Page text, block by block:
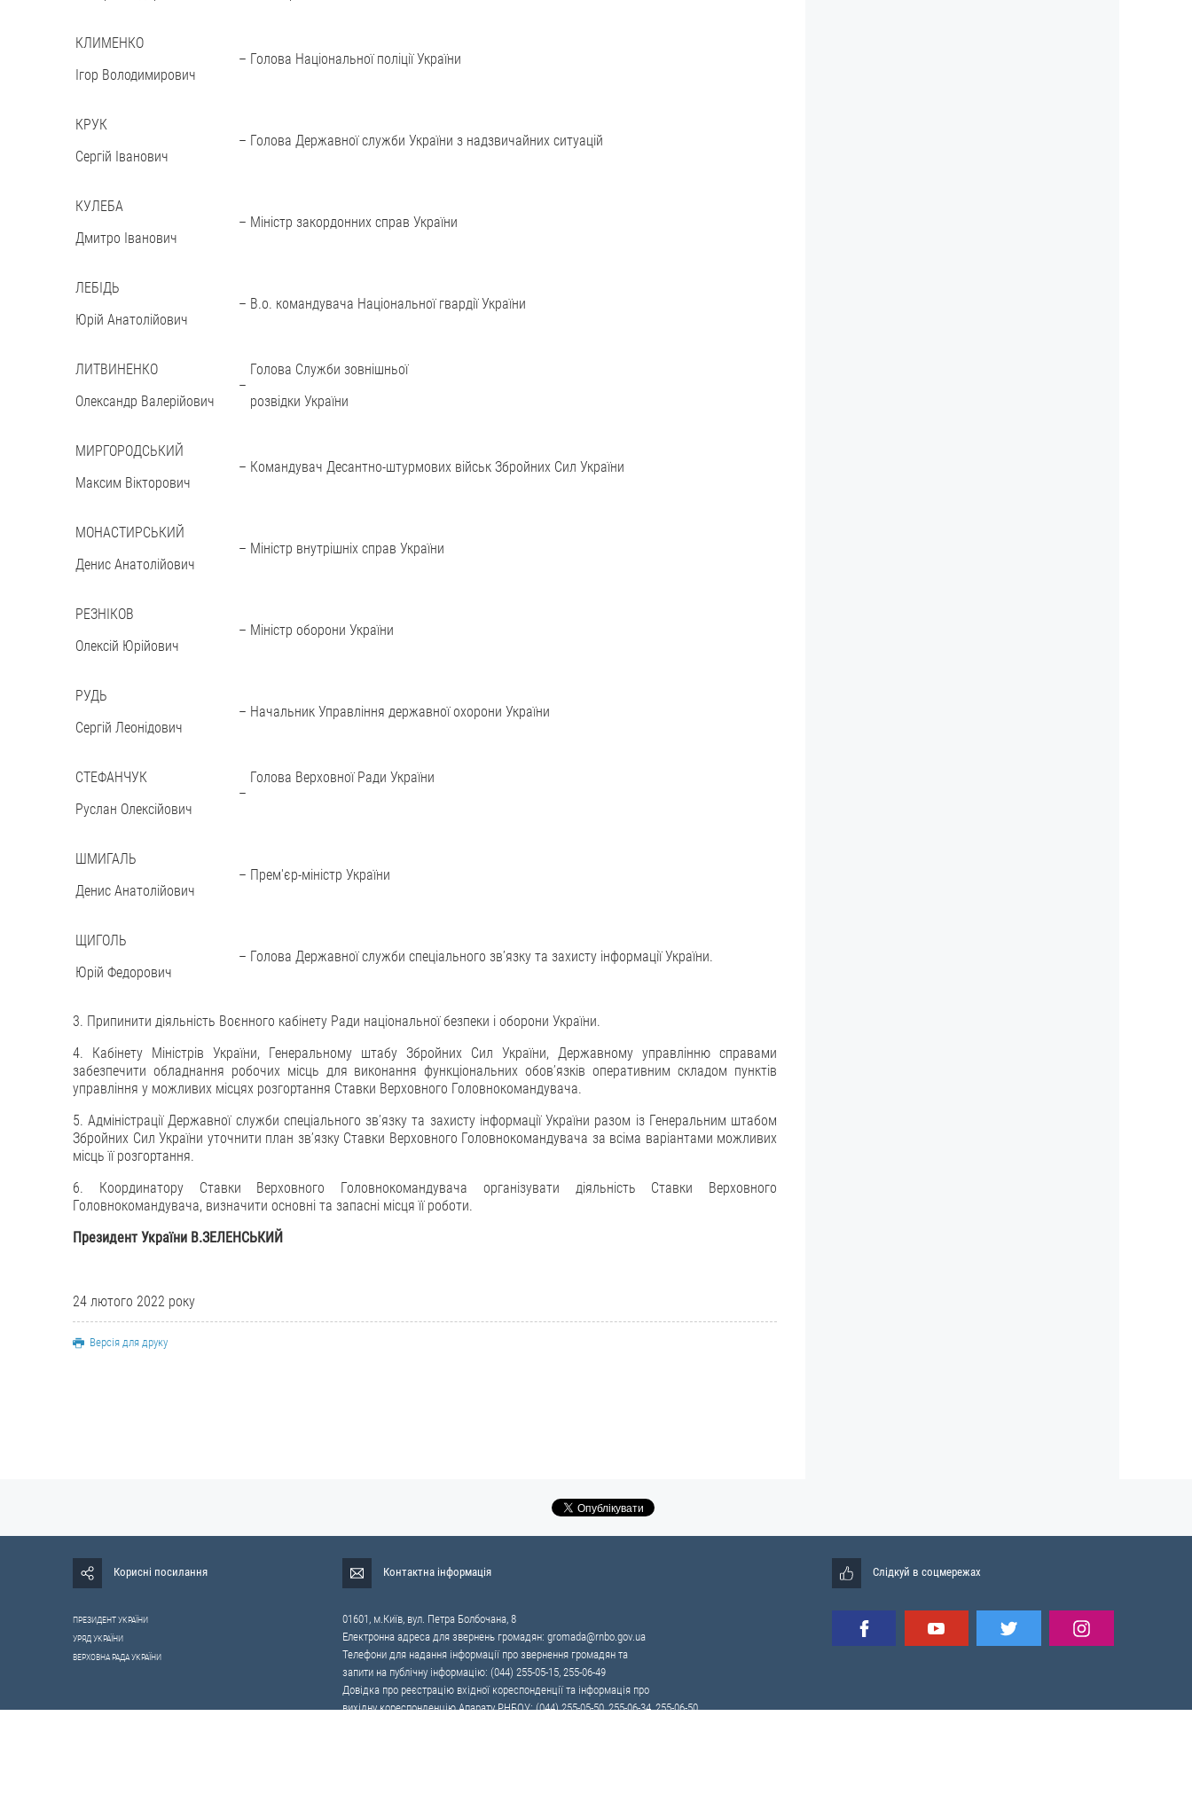
КЛИМЕНКО
Ігор Володимирович
– Голова Національної поліції України
КРУК
Сергій Іванович
– Голова Державної служби України з надзвичайних ситуацій
КУЛЕБА
Дмитро Іванович
– Міністр закордонних справ України
ЛЕБІДЬ
Юрій Анатолійович
– В.о. командувача Національної гвардії України
ЛИТВИНЕНКО
Олександр Валерійович
–
Голова Служби зовнішньої
розвідки України
МИРГОРОДСЬКИЙ
Максим Вікторович
– Командувач Десантно-штурмових військ Збройних Сил України
МОНАСТИРСЬКИЙ
Денис Анатолійович
– Міністр внутрішніх справ України
РЕЗНІКОВ
Олексій Юрійович
– Міністр оборони України
РУДЬ
Сергій Леонідович
– Начальник Управління державної охорони України
СТЕФАНЧУК
Руслан Олексійович
–
Голова Верховної Ради України
ШМИГАЛЬ
Денис Анатолійович
– Прем'єр-міністр України
ЩИГОЛЬ
Юрій Федорович
– Голова Державної служби спеціального зв’язку та захисту інформації України.
3. Припинити діяльність Воєнного кабінету Ради національної безпеки і оборони України.
4. Кабінету Міністрів України, Генеральному штабу Збройних Сил України, Державному управлінню справами
забезпечити обладнання робочих місць для виконання функціональних обов’язків оперативним складом пунктів
управління у можливих місцях розгортання Ставки Верховного Головнокомандувача.
5. Адміністрації Державної служби спеціального зв’язку та захисту інформації України разом із Генеральним штабом
Збройних Сил України уточнити план зв’язку Ставки Верховного Головнокомандувача за всіма варіантами можливих
місць її розгортання.
6. Координатору Ставки Верховного Головнокомандувача організувати діяльність Ставки Верховного
Головнокомандувача, визначити основні та запасні місця її роботи.
Президент України В.ЗЕЛЕНСЬКИЙ
24 лютого 2022 року
Версія для друку
Корисні посилання
ПРЕЗИДЕНТ УКРАЇНИ
УРЯД УКРАЇНИ
ВЕРХОВНА РАДА УКРАЇНИ
Контактна інформація
01601, м.Київ, вул. Петра Болбочана, 8
Електронна адреса для звернень громадян: gromada@rnbo.gov.ua
Телефони для надання інформації про звернення громадян та
запити на публічну інформацію: (044) 255-05-15, 255-06-49
Довідка про реєстрацію вхідної кореспонденції та інформація про
вихідну кореспонденцію Апарату РНБОУ: (044) 255-05-50, 255-06-34, 255-06-50
Слідкуй в соцмережах